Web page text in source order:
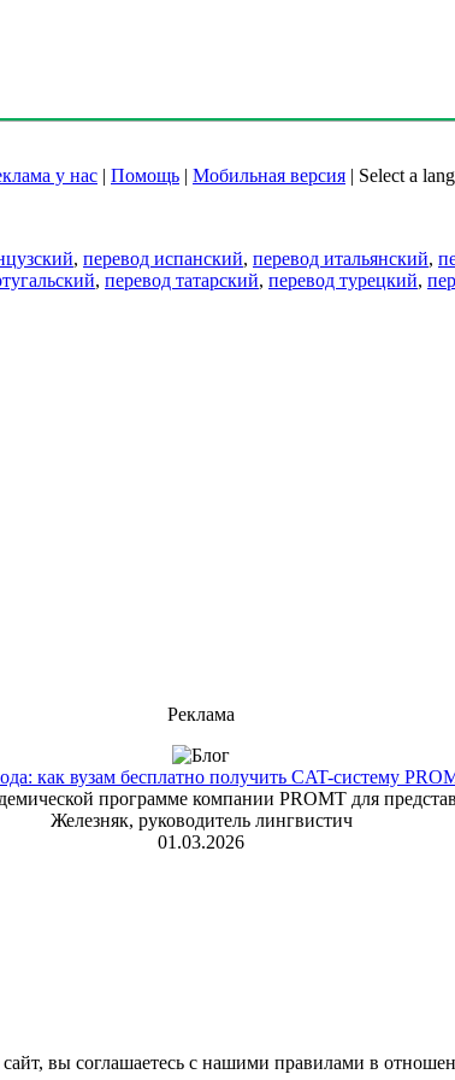
у нас | Помощь | Мобильная версия | Select a
, перевод испанский, перевод итальянский,
, перевод татарский, перевод турецкий,
Реклама
как вузам бесплатно получить CAT-систему
программе компании PROMT для
Железняк, руководитель лингвистич
01.03.2026
вы соглашаетесь с нашими правилами в